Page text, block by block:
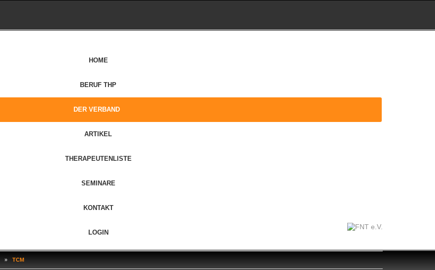
HOME
BERUF THP
DER VERBAND
ARTIKEL
THERAPEUTENLISTE
SEMINARE
KONTAKT
LOGIN
» TCM